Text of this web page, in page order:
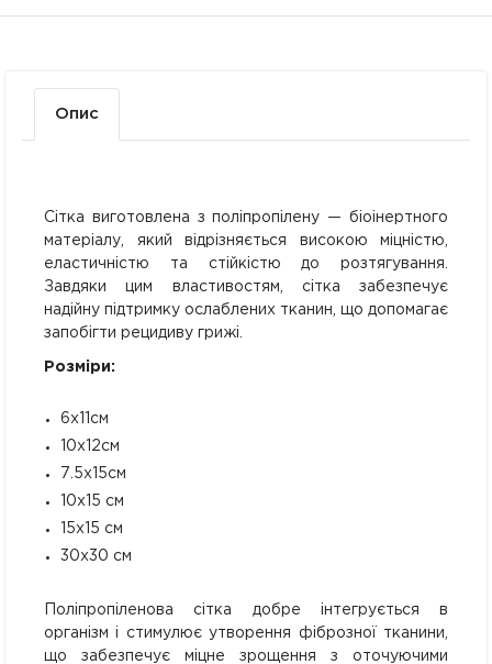
Опис
Сітка виготовлена з поліпропілену — біоінертного
матеріалу, який відрізняється високою міцністю,
еластичністю та стійкістю до розтягування.
Завдяки цим властивостям, сітка забезпечує
надійну підтримку ослаблених тканин, що допомагає
запобігти рецидиву грижі.
Розміри:
6х11см
10х12см
7.5х15см
10х15 см
15х15 см
30х30 см
Поліпропіленова сітка добре інтегрується в
організм і стимулює утворення фіброзної тканини,
що забезпечує міцне зрощення з оточуючими